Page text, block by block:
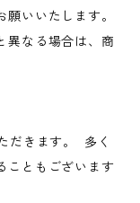
いいたします。
異なる場合は、商
だきます。 多く
こともございます